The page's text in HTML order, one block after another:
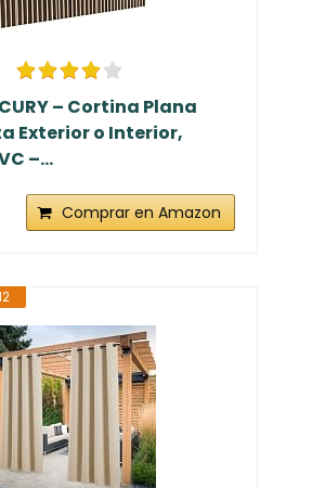
– Cortina Plana
Exterior o Interior,
–...
Comprar en Amazon